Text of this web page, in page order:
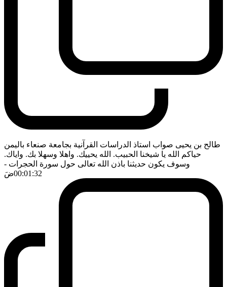
طالح بن يحيى صواب استاذ الدراسات القرآنية بجامعة صنعاء باليمن
حياكم الله يا شيخنا الحبيب. الله يحييك. واهلا وسهلا بك. واياك.
وسوف يكون حديثنا باذن الله تعالى حول سورة الحجرات -
00:01:32ضَ